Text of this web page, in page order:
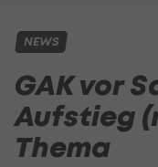
NEWS
GAK vor
Aufstieg
Thema